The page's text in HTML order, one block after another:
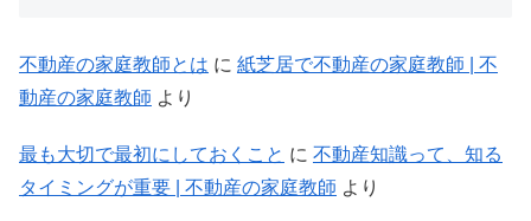
不動産の家庭教師とは に 紙芝居で不動産の家庭教師 | 不
動産の家庭教師 より
最も大切で最初にしておくこと に 不動産知識って、知る
タイミングが重要 | 不動産の家庭教師 より